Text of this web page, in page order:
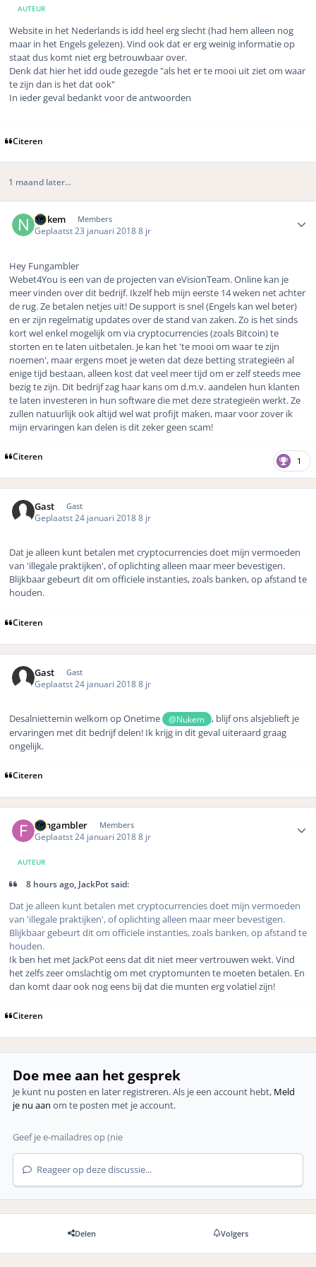
AUTEUR
Website in het Nederlands is idd heel erg slecht (had hem alleen nog
maar in het Engels gelezen). Vind ook dat er erg weinig informatie op
staat dus komt niet erg betrouwbaar over.
Denk dat hier het idd oude gezegde "als het er te mooi uit ziet om waar
te zijn dan is het dat ook"
In ieder geval bedankt voor de antwoorden
Citeren
1 maand later...
Nukem Members
Geplaatst 23 januari 20188 jr
Hey Fungambler
Webet4You is een van de projecten van eVisionTeam. Online kan je
meer vinden over dit bedrijf. Ikzelf heb mijn eerste 14 weken net achter
de rug. Ze betalen netjes uit! De support is snel (Engels kan wel beter)
en er zijn regelmatig updates over de stand van zaken. Zo is het sinds
kort wel enkel mogelijk om via cryptocurrencies (zoals Bitcoin) te
storten en te laten uitbetalen. Je kan het 'te mooi om waar te zijn
noemen', maar ergens moet je weten dat deze betting strategieën al
enige tijd bestaan, alleen kost dat veel meer tijd om er zelf steeds mee
bezig te zijn. Dit bedrijf zag haar kans om d.m.v. aandelen hun klanten
te laten investeren in hun software die met deze strategieën werkt. Ze
zullen natuurlijk ook altijd wel wat profijt maken, maar voor zover ik
mijn ervaringen kan delen is dit zeker geen scam!
Citeren 1
Gast Gast
Geplaatst 24 januari 20188 jr
Dat je alleen kunt betalen met cryptocurrencies doet mijn vermoeden
van 'illegale praktijken', of oplichting alleen maar meer bevestigen.
Blijkbaar gebeurt dit om officiele instanties, zoals banken, op afstand te
houden.
Citeren
Gast Gast
Geplaatst 24 januari 20188 jr
Desalniettemin welkom op Onetime @Nukem
, blijf ons alsjeblieft je
ervaringen met dit bedrijf delen! Ik krijg in dit geval uiteraard graag
ongelijk.
Citeren
Fungambler Members
Geplaatst 24 januari 20188 jr
AUTEUR
8 hours ago, JackPot said:
Dat je alleen kunt betalen met cryptocurrencies doet mijn vermoeden
van 'illegale praktijken', of oplichting alleen maar meer bevestigen.
Blijkbaar gebeurt dit om officiele instanties, zoals banken, op afstand te
houden.
Ik ben het met JackPot eens dat dit niet meer vertrouwen wekt. Vind
het zelfs zeer omslachtig om met cryptomunten te moeten betalen. En
dan komt daar ook nog eens bij dat die munten erg volatiel zijn!
Citeren
Doe mee aan het gesprek
Je kunt nu posten en later registreren. Als je een account hebt, Meld
je nu aan om te posten met je account.
Reageer op deze discussie...
Delen Volgers